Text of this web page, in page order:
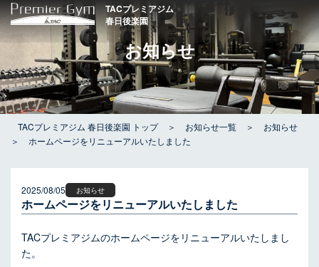
内
容
を
キ
ッ
プ
TACプレミアジム
春日後楽園
お知らせ
TACプレミアジム 春日後楽園 トップ ＞ お知らせ一覧 ＞ お知らせ
＞ ホームページをリニューアルいたしました
2025/08/05 お知らせ
ホームページをリニューアルいたしました
TACプレミアジムのホームページをリニューアルいたしまし
た。